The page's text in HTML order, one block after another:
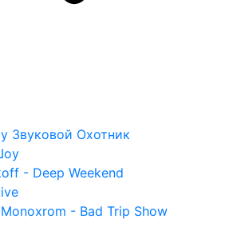
Звуковой Охотник
- Deep Weekend
- Bad Trip Show